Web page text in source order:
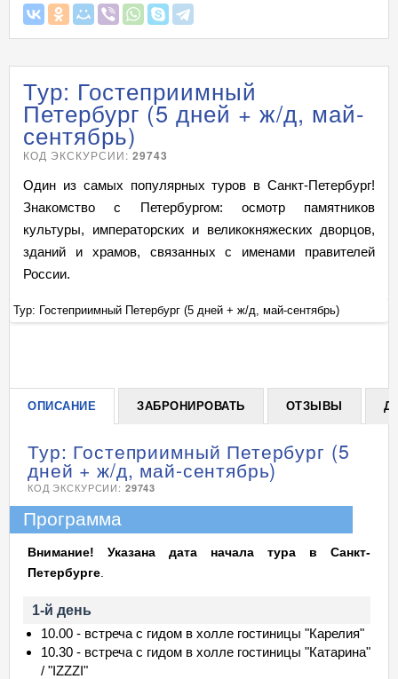
Тур: Гостеприимный
Петербург (5 дней + ж/д, май-
сентябрь)
КОД ЭКСКУРСИИ:29743
Один из самых популярных туров в Санкт-Петербург!
Знакомство с Петербургом: осмотр памятников
культуры, императорских и великокняжеских дворцов,
зданий и храмов, связанных с именами правителей
России.
Тур: Гостеприимный Петербург (5 дней + ж/д, май-сентябрь)
ОПИСАНИЕ ЗАБРОНИРОВАТЬ ОТЗЫВЫ
Тур: Гостеприимный Петербург (5
дней + ж/д, май-сентябрь)
КОД ЭКСКУРСИИ: 29743
Программа
Внимание! Указана дата начала тура в Санкт-
Петербурге
1-й день
10.00 - встреча с гидом в холле гостиницы "Карелия"
10.30 - встреча с гидом в холле гостиницы "Катарина"
/ "IZZZI"